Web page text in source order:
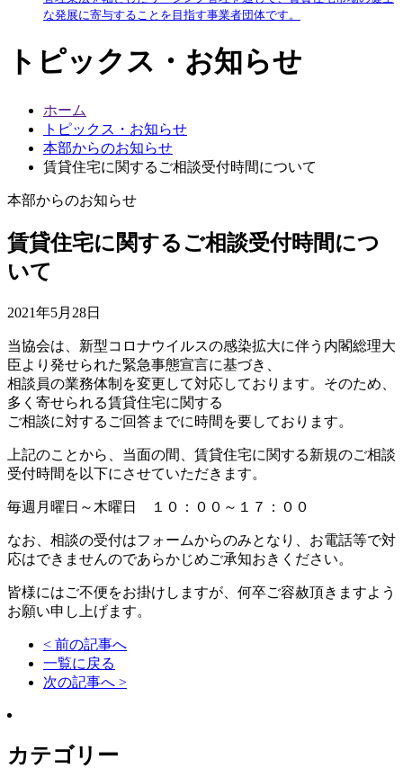
な発展に寄与することを目指す事業者団体です。
トピックス・お知らせ
ホーム
トピックス・お知らせ
本部からのお知らせ
賃貸住宅に関するご相談受付時間について
本部からのお知らせ
賃貸住宅に関するご相談受付時間につ
いて
2021年5月28日
当協会は、新型コロナウイルスの感染拡大に伴う内閣総理大
臣より発せられた緊急事態宣言に基づき、
相談員の業務体制を変更して対応しております。そのため、
多く寄せられる賃貸住宅に関する
ご相談に対するご回答までに時間を要しております。
上記のことから、当面の間、賃貸住宅に関する新規のご相談
受付時間を以下にさせていただきます。
毎週月曜日～木曜日 １０：００～１７：００
なお、相談の受付はフォームからのみとなり、お電話等で対
応はできませんのであらかじめご承知おきください。
皆様にはご不便をお掛けしますが、何卒ご容赦頂きますよう
お願い申し上げます。
< 前の記事へ
一覧に戻る
次の記事へ >
カテゴリー